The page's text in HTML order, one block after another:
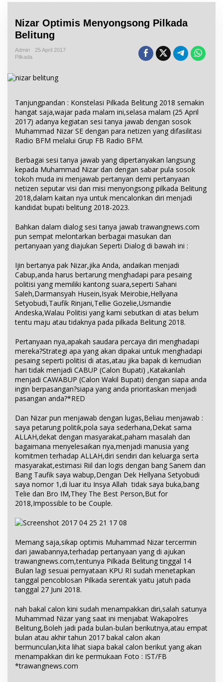
Nizar Optimis Menyongsong Pilkada
Belitung
Admin
25 April 2017
Pilkada
Tanjungpandan : Konstelasi Pilkada Belitung 2018 semakin
hangat saja,wajar pada malam ini,selasa malam (25 April
2017) adanya kegiatan sesi tanya jawab dengan sosok
Muhammad Nizar SE dengan para netizen yang difasilitasi
Radio BFM melalui Grup FB Radio BFM.
Berbagai sesi tanya jawab yang dipertanyakan langsung
kepada Muhammad Nizar dan dengan sabar pula sosok
tokoh muda ini menjawab pertanyan demi pertanyaan
netizen seputar visi dan misi menyongsong pilkada Belitung
2018,dalam kaitan nya untuk mencalonkan diri menjadi
kandidat bupati belitung 2018-2023.
Bahkan dalam dialog sesi tanya jawab trawangnews.com
pun sempat melontarkan berbagai masukan dan
pertanyaan yang diajukan Seperti Dialog di bawah ini :
Ijin bertanya pak Nizar,jika Anda, andaikan menjadi
Cabup,anda harus bertarung menghadapi para pesaing
politisi yang memiliki kantong suara,seperti Sahani
Saleh,Darmansyah Husein,Isyak Meirobie,Hellyana
Setyobudi,Taufik Rinjani,Tellie Gozelie,Usmandie
Andeska,Walau Politisi yang kami sebutkan di atas belum
tentu maju atau tidaknya pada pilkada Belitung 2018.
Pertanyaan nya,apakah saudara percaya diri menghadapi
mereka?Strategi apa yang akan dipakai untuk menghadapi
pesaing seperti politisi di atas,atau jika bapak di kemudian
hari tidak menjadi CABUP (Calon Bupati) ,Katakanlah
menjadi CAWABUP (Calon Wakil Bupati) dengan siapa anda
ingin berpasangan?siapa yang anda prioritaskan menjadi
pasangan anda?*RED
Dan Nizar pun menjawab dengan lugas,Beliau menjawab :
saya petarung politik,pola saya sederhana,Dekat sama
ALLAH,dekat dengan masyarakat,paham masalah dan
bagaimana menyelesaikan nya,menjadi manusia yang
komitmen terhadap ALLAH,diri sendiri dan keluarga serta
masyarakat,estimasi Riil dan logis dengan bang Sanem dan
Bang Taufik saya wabup,Dengan Dek Hellyana Setyobudi
saya nomor 1,di luar itu Insya Allah tidak saya buka,bang
Telie dan Bro IM,They The Best Person,But for
2018,Impossible to be Couple.
Memang saja,sikap optimis Muhammad Nizar tercermin
dari jawabannya,terhadap pertanyaan yang di ajukan
trawangnews.com,tentunya Pilkada Belitung tinggal 14
Bulan lagi sesuai pernyataan KPU RI sudah menetapkan
tanggal pencoblosan Pilkada serentak yaitu jatuh pada
tanggal 27 Juni 2018.
nah bakal calon kini sudah menampakkan diri,salah satunya
Muhammad Nizar yang saat ini menjabat Wakapolres
Belitung,Boleh jadi pada bulan-bulan berikutnya,atau empat
bulan atau akhir tahun 2017 bakal calon akan
bermunculan,kita lihat siapa bakal calon berikut yang akan
menampakkan diri ke permukaan Foto : IST/FB
*trawangnews.com